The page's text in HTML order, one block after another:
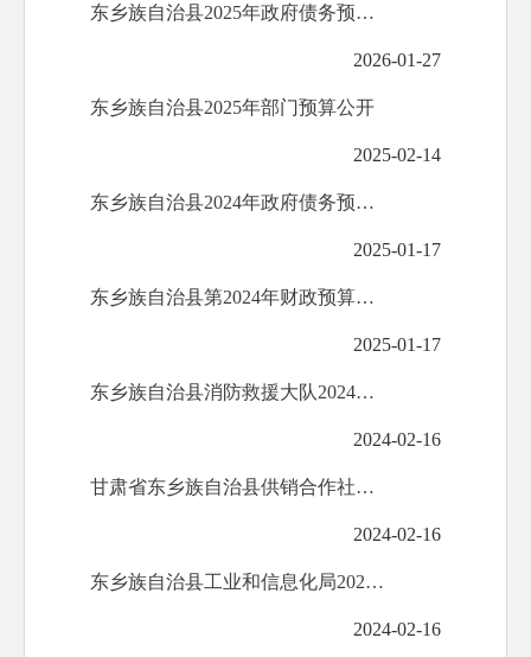
东乡族自治县2025年政府债务预算公开
2026-01-27
东乡族自治县2025年部门预算公开
2025-02-14
东乡族自治县2024年政府债务预算公开
2025-01-17
东乡族自治县第2024年财政预算执行情况和2025年财政预算公开
2025-01-17
东乡族自治县消防救援大队2024年部门预算公开
2024-02-16
甘肃省东乡族自治县供销合作社联合社2024年部门预算公开
2024-02-16
东乡族自治县工业和信息化局2024年部门预算公开
2024-02-16